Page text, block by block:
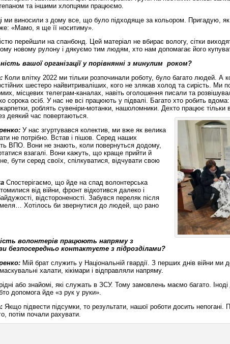
та іншими хлопцями працюємо.
ми виносили з дому все, що було підходяще за кольором. Пригадую,
«Мамо, я ще її носитиму».
перейшли на спанбонд. Цей матеріал не вбирає вологу, сітки
новому рулону і дякуємо тим людям, хто нам допомагає його
вашої організації у порівнянні з минулим роком?
Коли влітку 2022 ми тільки розпочинали роботу, було багато людей. А
шестеро найвитриваліших, кого не злякав холод та сирість. Ми
місцевих телеграм-каналах, навіть оголошення писали та
сорока осіб. У нас не всі працюють у підвалі. Багато хто робить
роблять сувеніри-мотанки, нашоломники. Дехто працює тільки
деякий час повертаються.
У нас згуртувався колектив, ми вже як велика
не потрібно. Встав і пішов. Серед наших
ВПО. Вони не знають, коли повернуться додому,
взагалі. Вони кажуть, що краще прийти й
бути серед своїх, спілкуватися, відчувати свою
Спостерігаємо, що йде на спад волонтерська
від війни, фронт відкотився далеко і
відстороненості. Забувся переляк після
Хотілось би звернутися до людей, що рано
волонтерів працюють напряму з
безпосередньо контактуєте з підрозділами?
Мій брат служить у Національній гвардії. З перших днів війни ми
халати, кікімари і відправляли напряму.
або знайомі, які служать в ЗСУ. Тому замовлень маємо багато.
допомога йде «з рук у руки».
Якщо підвести підсумки, то результати, нашої роботи досить непогані.
потім почали рахувати.